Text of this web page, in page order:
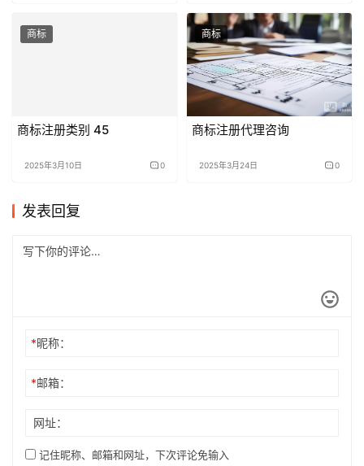
商标
商标注册类别 45
2025年3月10日 0
商标
商标注册代理咨询
2025年3月24日 0
发表回复
*昵称：
*邮箱：
网址：
记住昵称、邮箱和网址，下次评论免输入